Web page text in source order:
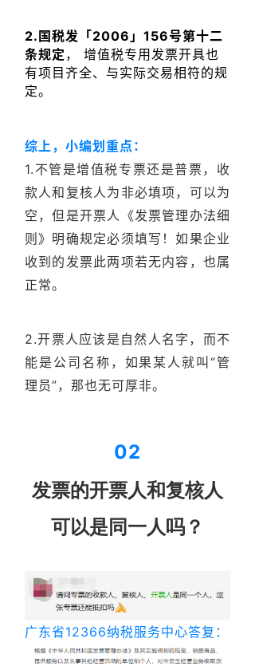
2.国税发「2006」156号第十二
条规定 ， 增值税专用发票开具也
有项目齐全、与实际交易相符的规
定。
综上，小编划重点：
1.不管是增值税专票还是普票，收
款人和复核人为非必填项，可以为
空，但是开票人《发票管理办法细
则》明确规定必须填写！如果企业
收到的发票此两项若无内容，也属
正常。
2.开票人应该是自然人名字，而不
能是公司名称，如果某人就叫“管
理员”，那也无可厚非。
02
发票的开票人和复核人
可以是同一人吗？
广东省12366纳税服务中心答复：